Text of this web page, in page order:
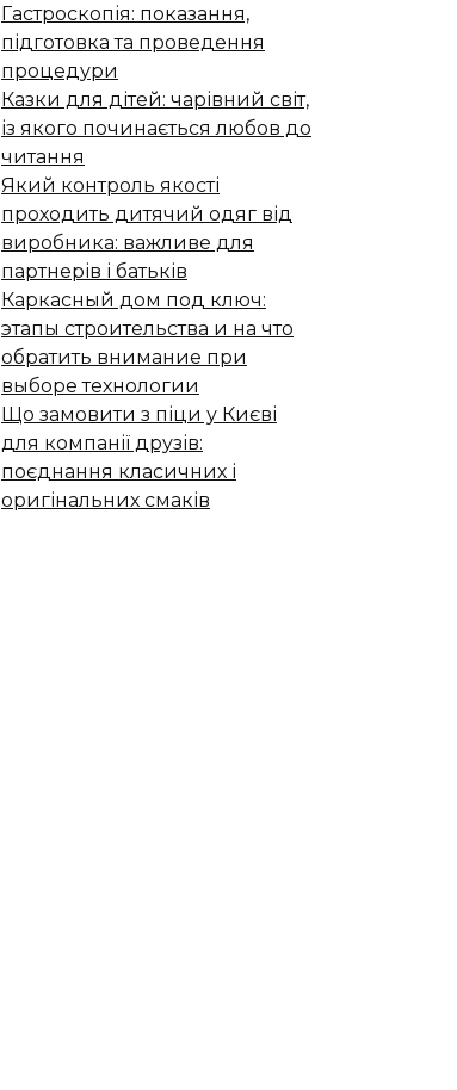
Гастроскопія: показання,
підготовка та проведення
процедури
Казки для дітей: чарівний світ,
із якого починається любов до
читання
Який контроль якості
проходить дитячий одяг від
виробника: важливе для
партнерів і батьків
Каркасный дом под ключ:
этапы строительства и на что
обратить внимание при
выборе технологии
Що замовити з піци у Києві
для компанії друзів:
поєднання класичних і
оригінальних смаків